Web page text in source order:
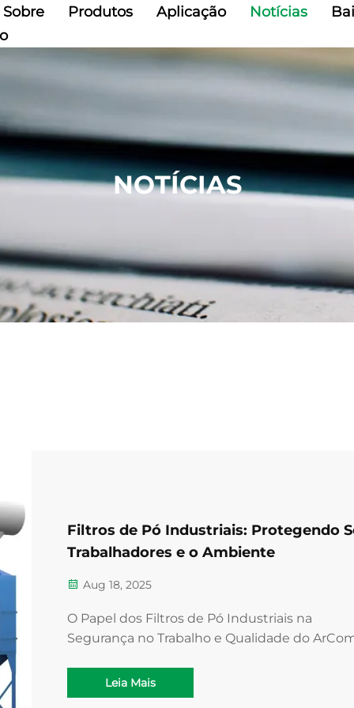
Sobre Produtos Aplicação Notícias
NOTÍCIAS
Filtros de Pó Industriais: Protegendo
Trabalhadores e o Ambiente
Aug 18, 2025
O Papel dos Filtros de Pó Industriais na
Segurança no Trabalho e Qualidade do
dos Trabalhadores a Partículas Perigosas no Ar
filtros de pó utilizados em ambientes
Leia Mais